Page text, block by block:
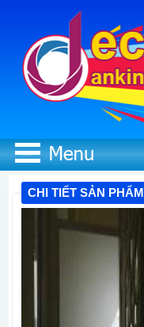
CHI TIẾT SẢN PHẨM